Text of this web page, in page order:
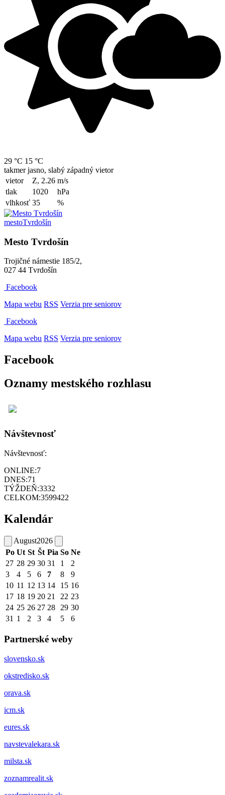
29 °C 15 °C
takmer jasno, slabý západný vietor
vietor
Z, 2.26 m/s
tlak
1020
hPa
vlhkosť 35 %
mestoTvrdošín
Mesto Tvrdošín
Trojičné námestie 185/2,
027 44 Tvrdošín
Facebook
Mapa webu RSS Verzia pre seniorov
Facebook
Mapa webu RSS Verzia pre seniorov
Facebook
Oznamy mestského rozhlasu
Návštevnosť
Návštevnosť:
ONLINE:7
DNES:71
TÝŽDEŇ:3332
CELKOM:3599422
Kalendár
August2026
Po Ut St Št Pia So Ne
27 28 29 30 31 1
2
3
4 5 6 7 8
9
10 11 12 13 14 15 16
17 18 19 20 21 22 23
24 25 26 27 28 29 30
31 1 2 3 4 5 6
Partnerské weby
slovensko.sk
okstredisko.sk
orava.sk
icm.sk
eures.sk
navstevalekara.sk
milsta.sk
zoznamrealit.sk